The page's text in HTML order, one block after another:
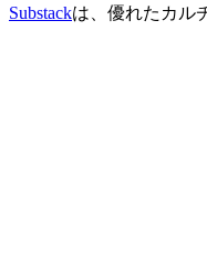
Substackは、優れたカル